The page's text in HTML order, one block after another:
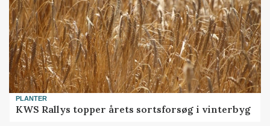
PLANTER
KWS Rallys topper årets sortsforsøg i vinterbyg